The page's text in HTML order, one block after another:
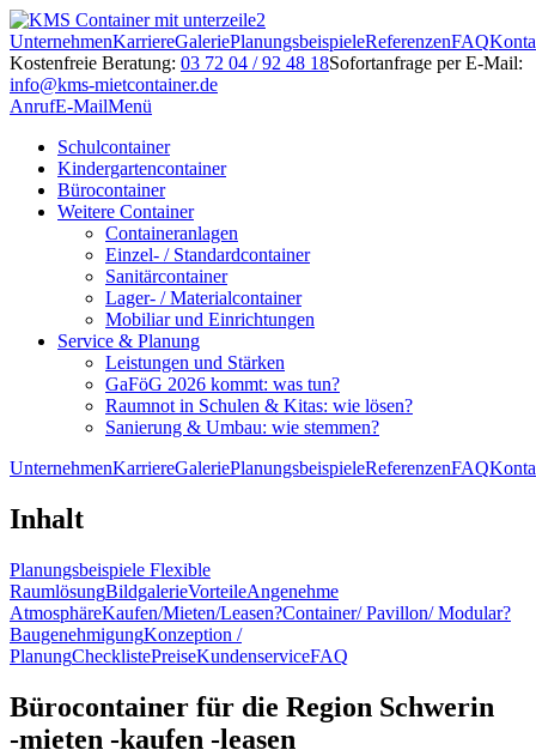
UnternehmenKarriereGaleriePlanungsbeispieleReferenzenFAQ
Kostenfreie Beratung: 03 72 04 / 92 48 18Sofortanfrage per E-Mail:
info@kms-mietcontainer.de
AnrufE-MailMenü
Schulcontainer
Kindergartencontainer
Bürocontainer
Weitere Container
Containeranlagen
Einzel- / Standardcontainer
Sanitärcontainer
Lager- / Materialcontainer
Mobiliar und Einrichtungen
Service & Planung
Leistungen und Stärken
GaFöG 2026 kommt: was tun?
Raumnot in Schulen & Kitas: wie lösen?
Sanierung & Umbau: wie stemmen?
UnternehmenKarriereGaleriePlanungsbeispieleReferenzenFAQ
Inhalt
Planungsbeispiele Flexible
RaumlösungBildgalerieVorteileAngenehme
AtmosphäreKaufen/Mieten/Leasen?Container/ Pavillon/ Modular?
BaugenehmigungKonzeption /
PlanungChecklistePreiseKundenserviceFAQ
Bürocontainer für die Region Schwerin
-mieten -kaufen -leasen